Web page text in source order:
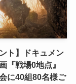
ト】ドキュメン
『戦場0地点』
に40組80名様ご